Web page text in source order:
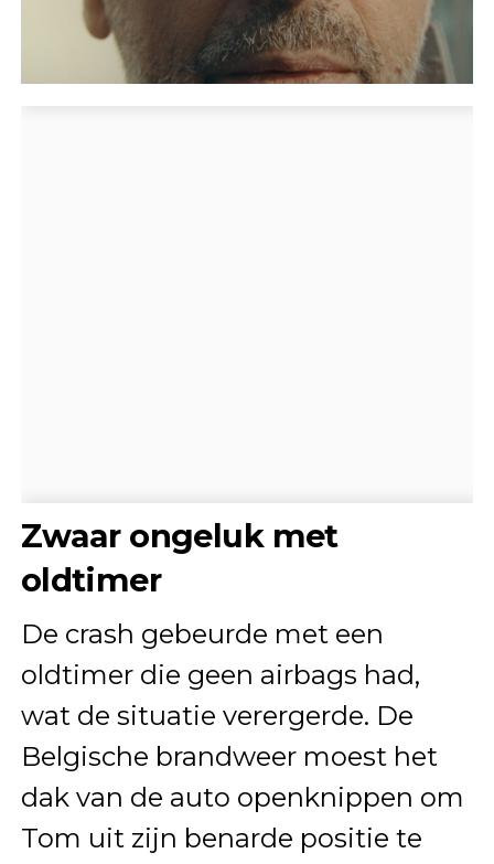
Zwaar ongeluk met
oldtimer
De crash gebeurde met een
oldtimer die geen airbags had,
wat de situatie verergerde. De
Belgische brandweer moest het
dak van de auto openknippen om
Tom uit zijn benarde positie te